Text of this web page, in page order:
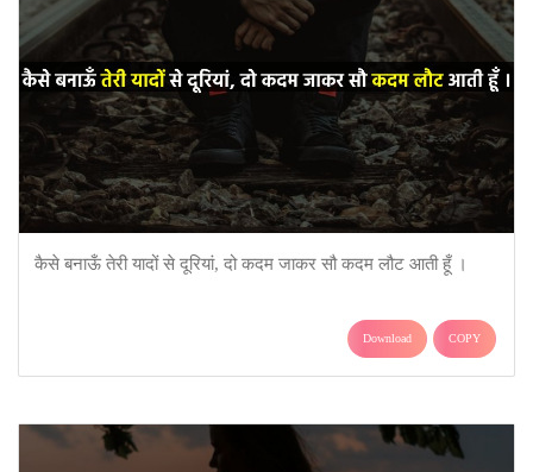
कैसे बनाऊँ तेरी यादों से दूरियां, दो कदम जाकर सौ कदम लौट आती हूँ ।
Download COPY